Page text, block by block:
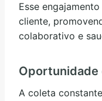
Esse
cliente,
colaborativo e
Oportunidade
A coleta